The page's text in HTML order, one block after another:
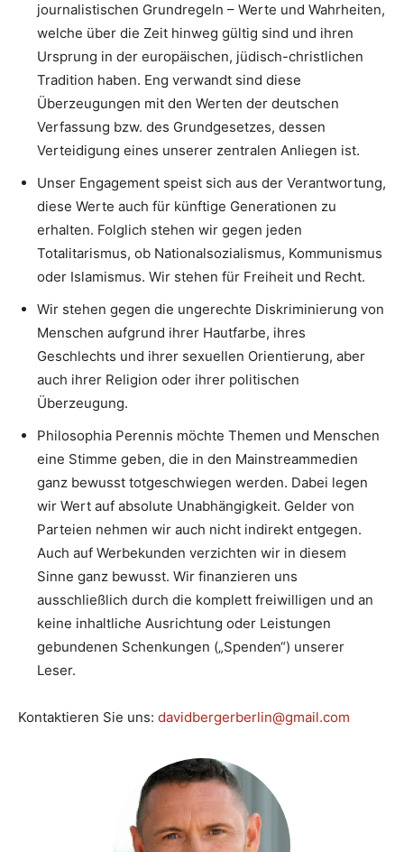
journalistischen Grundregeln – Werte und Wahrheiten,
welche über die Zeit hinweg gültig sind und ihren
Ursprung in der europäischen, jüdisch-christlichen
Tradition haben. Eng verwandt sind diese
Überzeugungen mit den Werten der deutschen
Verfassung bzw. des Grundgesetzes, dessen
Verteidigung eines unserer zentralen Anliegen ist.
Unser Engagement speist sich aus der Verantwortung,
diese Werte auch für künftige Generationen zu
erhalten. Folglich stehen wir gegen jeden
Totalitarismus, ob Nationalsozialismus, Kommunismus
oder Islamismus. Wir stehen für Freiheit und Recht.
Wir stehen gegen die ungerechte Diskriminierung von
Menschen aufgrund ihrer Hautfarbe, ihres
Geschlechts und ihrer sexuellen Orientierung, aber
auch ihrer Religion oder ihrer politischen
Überzeugung.
Philosophia Perennis möchte Themen und Menschen
eine Stimme geben, die in den Mainstreammedien
ganz bewusst totgeschwiegen werden. Dabei legen
wir Wert auf absolute Unabhängigkeit. Gelder von
Parteien nehmen wir auch nicht indirekt entgegen.
Auch auf Werbekunden verzichten wir in diesem
Sinne ganz bewusst. Wir finanzieren uns
ausschließlich durch die komplett freiwilligen und an
keine inhaltliche Ausrichtung oder Leistungen
gebundenen Schenkungen („Spenden“) unserer
Leser.
Kontaktieren Sie uns: davidbergerberlin@gmail.com